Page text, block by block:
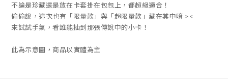
不論是珍藏還是放在卡套掛在包包上，都超級適合！
偷偷說，這次也有「限量款」與「超限量款」藏在其中唷 ><
來試試手氣，看誰能抽到那張傳說中的小卡！
此為示意圖，商品以實體為主